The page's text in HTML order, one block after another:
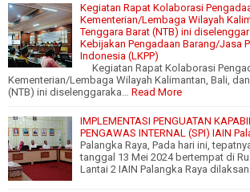
Kegiatan Rapat Kolaborasi
Kementerian/Lembaga Wilayah
Tenggara Barat (NTB) ini
Kebijakan Pengadaan Barang/Jasa
Indonesia (LKPP)
Kegiatan Rapat Kolaborasi
Kementerian/Lembaga Wilayah Kalimantan, Bali,
(NTB) ini diselenggaraka…
Read More
IMPLEMENTASI PENGUATAN
PENGAWAS INTERNAL (SPI) IAIN
Palangka Raya, Pada hari ini,
tanggal 13 Mei 2024 bertempat di
Lantai 2 IAIN Palangka Raya